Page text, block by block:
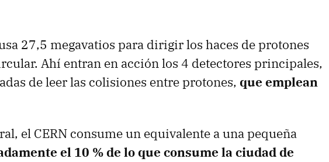
27,5 megavatios para dirigir los haces de protones
Ahí entran en acción los 4 detectores principales,
de leer las colisiones entre protones, que emplean
el CERN consume un equivalente a una pequeña
el 10 % de lo que consume la ciudad de